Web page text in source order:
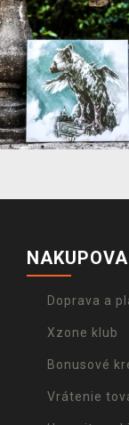
Doprava a
Xzone klub
Bonusové
Vrátenie